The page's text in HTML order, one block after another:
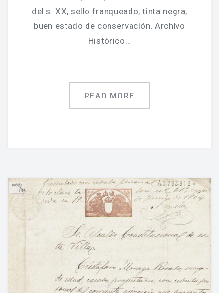
del s. XX, sello franqueado, tinta negra,
buen estado de conservación. Archivo
Histórico…
READ MORE